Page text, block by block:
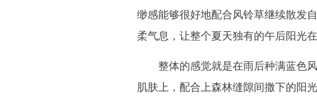
缈感能够很好地配合风铃草继续散发
柔气息，让整个夏天独有的午后阳光在
整体的感觉就是在雨后种满蓝色
肌肤上，配合上森林缝隙间撒下的阳